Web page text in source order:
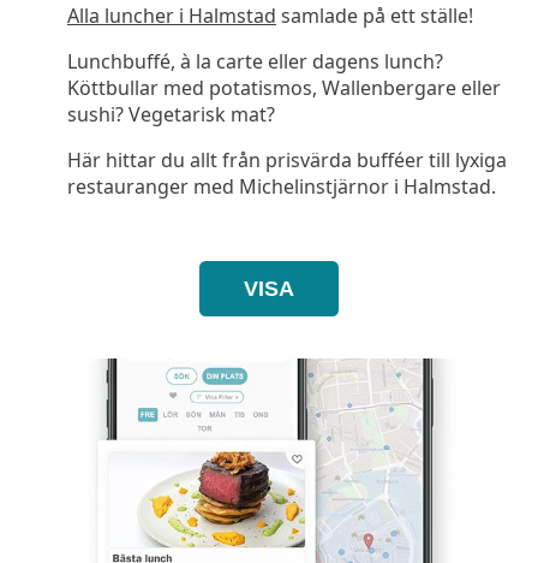
Alla luncher i Halmstad samlade på ett ställe!
Lunchbuffé, à la carte eller dagens lunch?
Köttbullar med potatismos, Wallenbergare eller
sushi? Vegetarisk mat?
Här hittar du allt från prisvärda bufféer till lyxiga
restauranger med Michelinstjärnor i Halmstad.
VISA